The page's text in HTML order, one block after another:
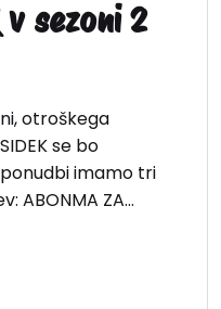
v sezoni 2
otroškega
se bo
imamo tri
ABONMA ZA…